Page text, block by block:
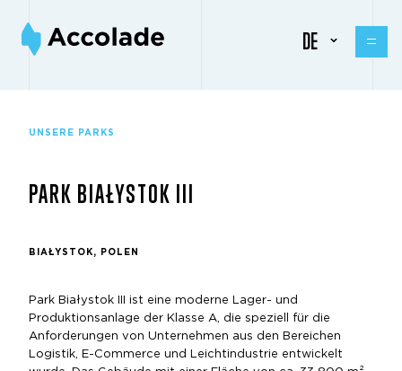
DE
UNSERE PARKS
PARK BIAŁYSTOK III
BIAŁYSTOK, POLEN
Park Białystok III ist eine moderne Lager- und
Produktionsanlage der Klasse A, die speziell für die
Anforderungen von Unternehmen aus den Bereichen
Logistik, E-Commerce und Leichtindustrie entwickelt